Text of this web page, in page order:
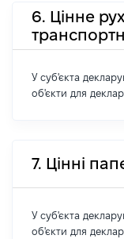
6. Цінне
У суб'єкта
об'єкти для
7. Цінні
У суб'єкта
об'єкти для